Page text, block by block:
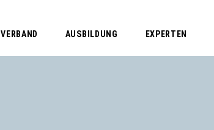
VERBAND AUSBILDUNG EXPERTEN